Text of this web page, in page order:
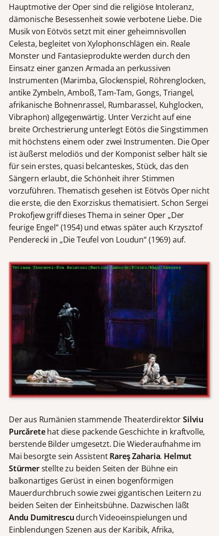
Hauptmotive der Oper sind die religiöse Intoleranz,
dämonische Besessenheit sowie verbotene Liebe. Die
Musik von Eötvös setzt mit einer geheimnisvollen
Celesta, begleitet von Xylophonschlägen ein. Reale
Monster und Fantasieprodukte werden durch den
Einsatz einer ganzen Armada an perkussiven
Instrumenten (Marimba, Glockenspiel, Röhrenglocken,
antike Zymbeln, Amboß, Tam-Tam, Gongs, Triangel,
afrikanische Bohnenrassel, Rumbarassel, Kuhglocken,
Vibraphon) allgegenwärtig. Unter Verzicht auf eine
breite Orchestrierung unterlegt Eötös die Singstimmen
mit höchstens einem oder zwei Instrumenten. Die Oper
ist äußerst melodiös und der Komponist selber hält sie
für sein erstes, quasi belcanteskes, Stück, das den
Sängern erlaubt, die Schönheit ihrer Stimmen
vorzuführen. Thematisch gesehen ist Eötvös Oper nicht
die erste, die den Exorziskus thematisiert. Schon Sergei
Prokofjew griff dieses Thema in seiner Oper „Der
feurige Engel“ (1954) und etwas später auch Krzysztof
Penderecki in „Die Teufel von Loudun“ (1969) auf.
Der aus Rumänien stammende TheaterdirektorSilviu
Purcăretehat diese packende Geschichte in kraftvolle,
berstende Bilder umgesetzt. Die Wiederaufnahme im
Mai besorgte sein AssistentRareş Zaharia. Helmut
Stürmerstellte zu beiden Seiten der Bühne ein
balkonartiges Gerüst in einen bogenförmigen
Mauerdurchbruch sowie zwei gigantischen Leitern zu
beiden Seiten der Einheitsbühne. Dazwischen läßt
Andu Dumitrescu durch Videoeinspielungen und
Einblendungen Szenen aus der Karibik, Afrika,